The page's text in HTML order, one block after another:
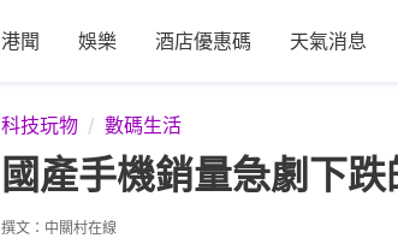
港聞 娛樂 酒店優惠碼 天氣消息
科技玩物 數碼生活
國產手機銷量急劇下
撰文： 中關村在線